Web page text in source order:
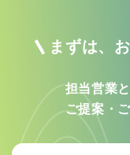
まずは、
担当営業
ご提案・